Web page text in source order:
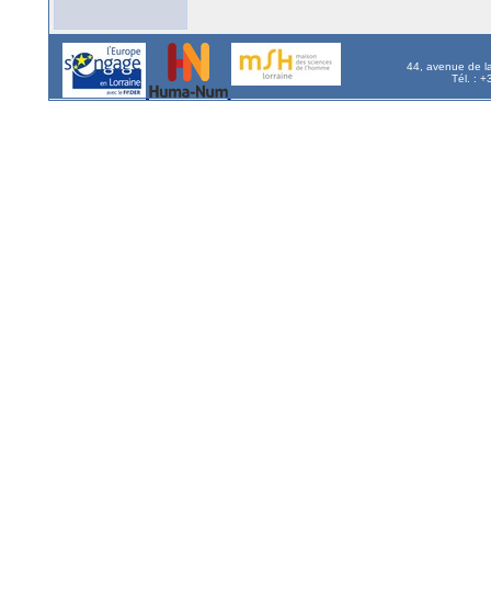
44, avenue de
Tél. :